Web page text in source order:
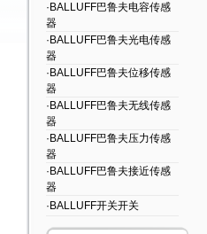
·BALLUFF巴鲁夫电容传感
器
·BALLUFF巴鲁夫光电传感
器
·BALLUFF巴鲁夫位移传感
器
·BALLUFF巴鲁夫无线传感
器
·BALLUFF巴鲁夫压力传感
器
·BALLUFF巴鲁夫接近传感
器
·BALLUFF开关开关